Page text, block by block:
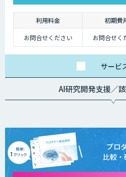
利用料金 初期費
お問合せください
お問合せく
サービ
AI研究開発支援／
プロ
比較・